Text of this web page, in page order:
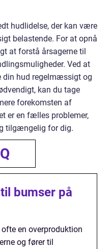
hudlidelse, der kan være
belastende. For at opnå
at forstå årsagerne til
Ved at
din hud regelmæssigt og
kan du tage
forekomsten af
er en fælles problemer,
tilgængelig for dig.
bumser på
en overproduktion
og fører til